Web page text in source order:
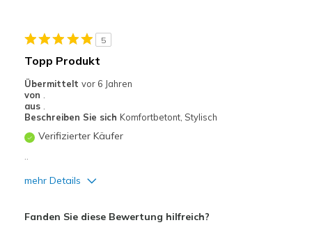
Schwer auszuziehen
Geeignete Verwendung
Besondere Anlässe
Breite
Meine Meinung zu Schuhen
Ich liebe Schuhe
5
Topp Produkt
Übermittelt vor 6 Jahren
von
aus
Beschreiben Sie sich Komfortbetont, Stylisch
Verifizierter Käufer
..
mehr Details
Fanden Sie diese Bewertung hilfreich?